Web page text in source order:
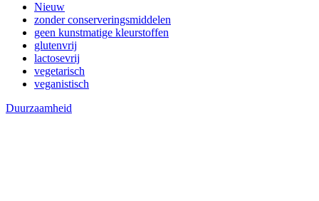
Nieuw
zonder conserveringsmiddelen
geen kunstmatige kleurstoffen
glutenvrij
lactosevrij
vegetarisch
veganistisch
Duurzaamheid